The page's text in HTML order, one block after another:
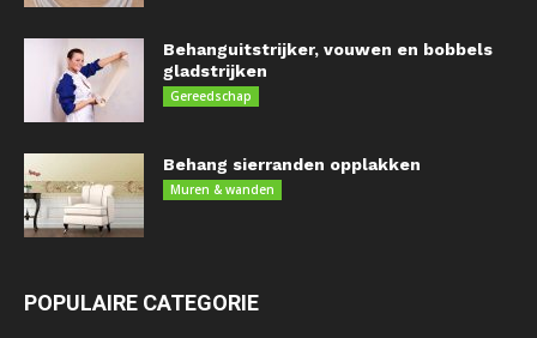
Behanguitstrijker, vouwen en bobbels
gladstrijken
Gereedschap
Behang sierranden opplakken
Muren & wanden
POPULAIRE CATEGORIE